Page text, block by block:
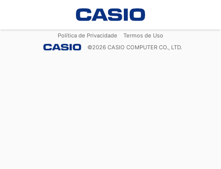
Política de Privacidade
Termos de Uso
©2026 CASIO COMPUTER CO., LTD.